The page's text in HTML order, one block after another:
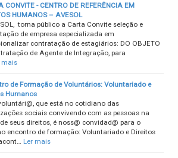
CONVITE - CENTRO DE REFERÊNCIA EM
HUMANOS – AVESOL
torna público a Carta Convite seleção e
de empresa especializada em
contratação de estagiários: DO OBJETO
de Agente de Integração, para
mais
de Formação de Voluntários: Voluntariado e
Humanos
que está no cotidiano das
sociais convivendo com as pessoas na
seus direitos, é noss@ convidad@ para o
encontro de formação: Voluntariado e Direitos
Ler mais